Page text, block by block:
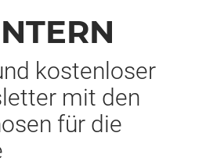
kostenloser
mit den
für die